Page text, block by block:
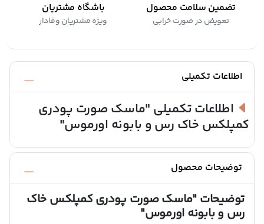
تضمین سلامت محصول
تعویض در صورت خرابی
باشگاه مشتریان
ویژه مشتریان وفادار
اطلاعات تکمیلی
اطلاعات تکمیلی "ماسک صورت پودری
کمپلکس خاک رس و بابونه اورموس"
توضیحات محصول
توضیحات"ماسک صورت پودری کمپلکس خاک
رس و بابونه اورموس"